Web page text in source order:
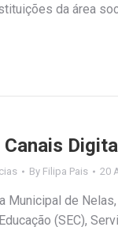
da área
Canais
By Filipa Pais 20
Municipal de
(SEC),